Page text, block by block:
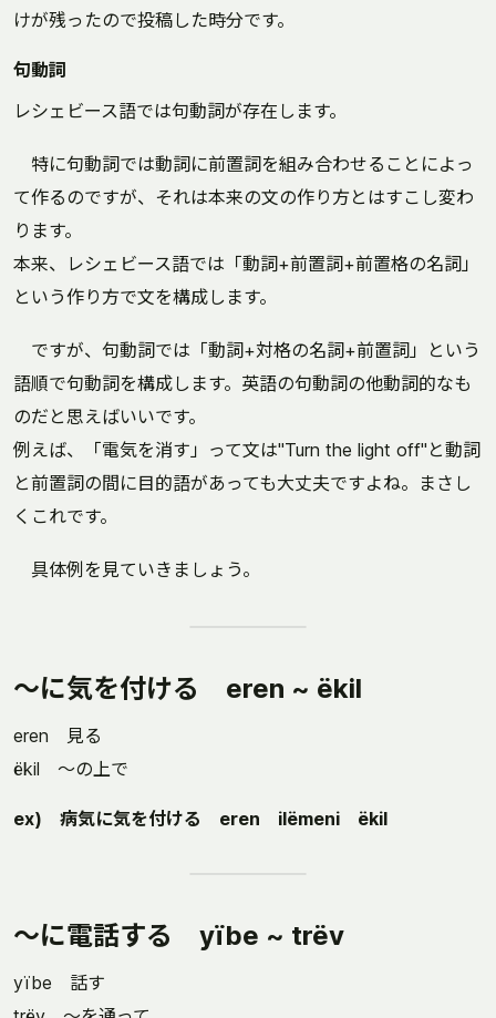
けが残ったので投稿した時分です。
句動詞
レシェビース語では句動詞が存在します。
特に句動詞では動詞に前置詞を組み合わせることによっ
て作るのですが、それは本来の文の作り方とはすこし変わ
ります。
本来、レシェビース語では「動詞+前置詞+前置格の名詞」
という作り方で文を構成します。
ですが、句動詞では「動詞+対格の名詞+前置詞」という
語順で句動詞を構成します。英語の句動詞の他動詞的なも
のだと思えばいいです。
例えば、「電気を消す」って文は"Turn the light off"と動詞
と前置詞の間に目的語があっても大丈夫ですよね。まさし
くこれです。
具体例を見ていきましょう。
～に気を付ける eren ~ ëkil
eren 見る
ëkil ～の上で
ex) 病気に気を付ける eren ilëmeni ëkil
～に電話する yïbe ~ trëv
yïbe 話す